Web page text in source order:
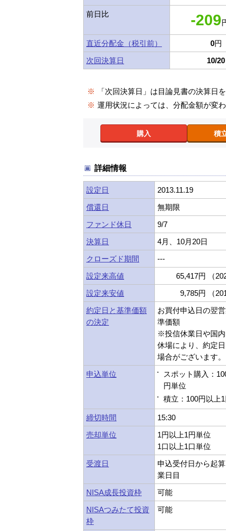
前日比 -209
直近分配金（税引前） 0円
次回決算日
10/20
※
「次回決算日」は目論見書の決算日
※ 運用状況によっては、分配金額が変
購入 積
詳細情報
設定日
2013.11.19
償還日
無期限
ファンド休日
9/7
決算日
4月、10月20日
クローズド期間
---
設定来高値
65,417円 （
設定来安値
9,785円 （
約定日と基準価額
の決定
お買付申込日の翌
準価額
※投信休業日や国
休場により、約定
場合がございます。
申込単位
スポット購入：
円単位
積立：100円以上
締切時間
15:30
売却単位
1円以上1円単位
1口以上1口単位
受渡日
申込受付日から起
業日目
NISA成長投資枠
可能
NISAつみたて投資
枠
可能